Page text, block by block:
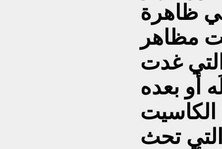
ظاهرة
مظاهر
التي غدت
أو بعده
الكاسيت
تحث